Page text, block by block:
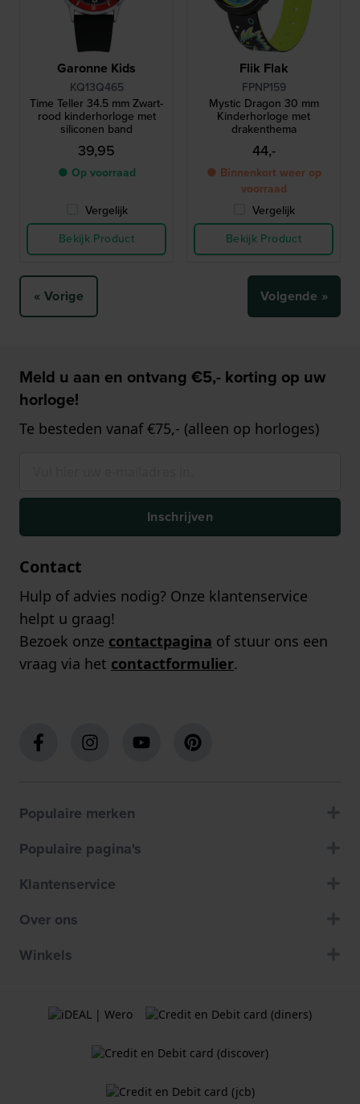
Garonne Kids
KQ13Q465
Time Teller 34.5 mm Zwart-
rood kinderhorloge met
siliconen band
39,95
● Op voorraad
Vergelijk
Bekijk Product
Flik Flak
FPNP159
Mystic Dragon 30 mm
Kinderhorloge met
drakenthema
44,-
● Binnenkort weer op
voorraad
Vergelijk
Bekijk Product
« Vorige Volgende »
Meld u aan en ontvang €5,- korting op uw
horloge!
Te besteden vanaf €75,- (alleen op horloges)
Inschrijven
Contact
Hulp of advies nodig? Onze klantenservice
helpt u graag!
Bezoek onze contactpagina of stuur ons een
vraag via het contactformulier.
Populaire merken
Populaire pagina's
Klantenservice
Over ons
Winkels